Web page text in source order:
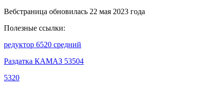
Вебстраница обновилась 22 мая 2023 года
Полезные ссылки:
редуктор 6520 средний
Раздатка КАМАЗ 53504
5320